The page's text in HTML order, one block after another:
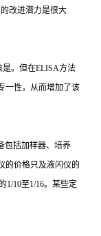
改进潜力是很大
是。但在ELISA方法
一性，从而增加了该
包括加样器、培养
的价格只及液闪仪的
的1/10至1/16。某些定